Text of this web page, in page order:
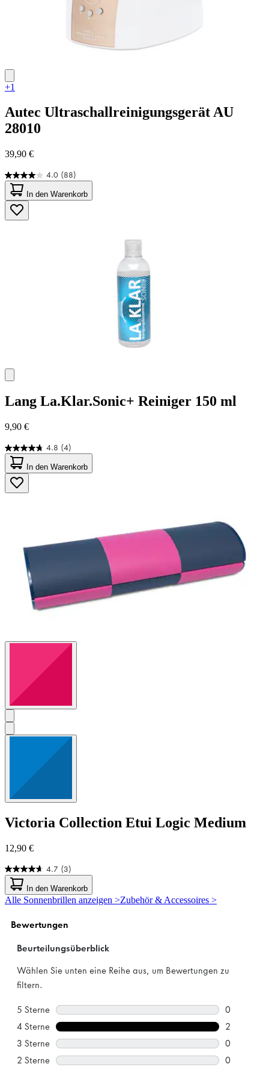
+1
Autec Ultraschallreinigungsgerät AU
28010
39,90 €
4.0 (88)
4.0
von
5
Sternen.
88
In den Warenkorb
Lang La.Klar.Sonic+ Reiniger 150 ml
9,90 €
4.8 (4)
4.8
von
5
Sternen.
4
In den Warenkorb
Victoria Collection Etui Logic Medium
12,90 €
4.7 (3)
4.7
von
5
Sternen.
Bewertungen
In den Warenkorb
Alle Sonnenbrillen anzeigen >Zubehör & Accessoires >